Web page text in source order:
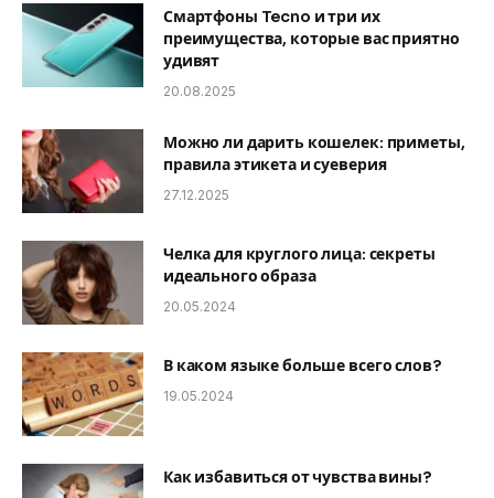
Смартфоны Tecno и три их
преимущества, которые вас приятно
удивят
20.08.2025
Можно ли дарить кошелек: приметы,
правила этикета и суеверия
27.12.2025
Челка для круглого лица: секреты
идеального образа
20.05.2024
В каком языке больше всего слов?
19.05.2024
Как избавиться от чувства вины?